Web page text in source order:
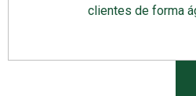
clientes de forma